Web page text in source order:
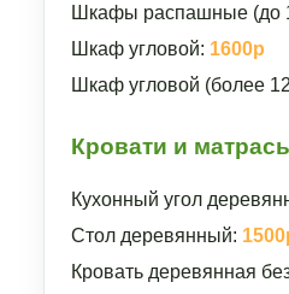
Шкафы распашные (до
Шкаф угловой: 1600р
Шкаф угловой (более
Кровати и
Кухонный угол
Стол деревянный:
Кровать деревянная